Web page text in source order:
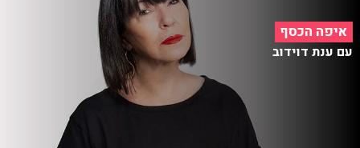
איפה הכסף
עם ענת דוידוב